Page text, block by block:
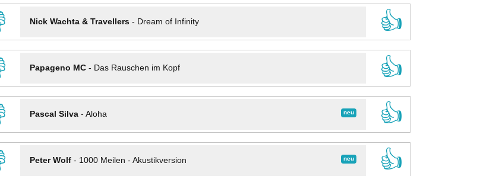
Nick Wachta & Travellers- Dream of Infinity
👍
Papageno MC- Das Rauschen im Kopf
👍
neu
Pascal Silva- Aloha
👍
neu
Peter Wolf- 1000 Meilen - Akustikversion
👍